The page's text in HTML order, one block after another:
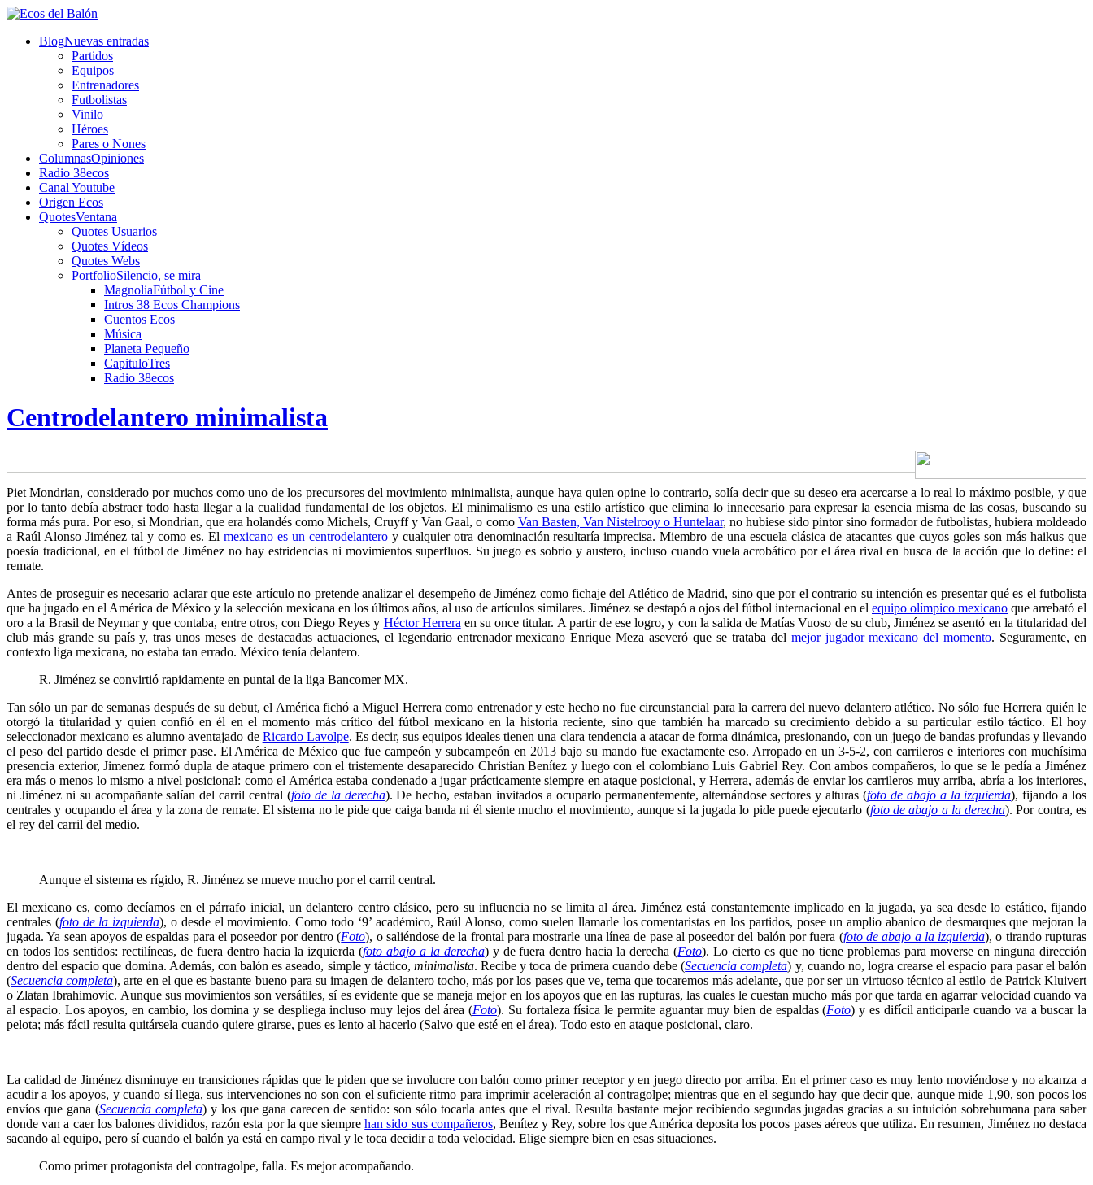
BlogNuevas entradas
Partidos
Equipos
Entrenadores
Futbolistas
Vinilo
Héroes
Pares o Nones
ColumnasOpiniones
Radio 38ecos
Canal Youtube
Origen Ecos
QuotesVentana
Quotes Usuarios
Quotes Vídeos
Quotes Webs
PortfolioSilencio, se mira
MagnoliaFútbol y Cine
Intros 38 Ecos Champions
Cuentos Ecos
Música
Planeta Pequeño
CapituloTres
Radio 38ecos
Centrodelantero minimalista
Piet Mondrian, considerado por muchos como uno de los precursores del movimiento minimalista, aunque haya quien opine lo contrario, solía decir que su deseo era acercarse a lo real lo máximo posible, y que
por lo tanto debía abstraertodo hasta llegar a la cualidad fundamental de los objetos. El minimalismo es una estilo artístico que elimina lo innecesario para expresar la esencia misma de las cosas, buscando su
forma más pura. Por eso, si Mondrian, que era holandés como Michels, Cruyff y Van Gaal, o como Van Basten, Van Nistelrooy o Huntelaar, no hubiese sido pintor sino formador de futbolistas, hubiera moldeado
a Raúl Alonso Jiménez tal y como es. El mexicano es un centrodelanteroy cualquier otra denominación resultaría imprecisa. Miembro de una escuela clásica de atacantes que cuyos goles son más haikus que
poesía tradicional, en el fútbol de Jiménez no hay estridencias ni movimientos superfluos. Su juego es sobrio y austero, incluso cuando vuela acrobático por el área rival en busca de la acción que lo define: el
remate.
Antes de proseguir es necesario aclarar que este artículo no pretende analizar el desempeño de Jiménez como fichaje del Atlético de Madrid, sino que por el contrario su intención es presentar qué es el futbolista
que ha jugado en el América de México y la selección mexicana en los últimos años, al uso de artículos similares. Jiménez se destapó a ojos del fútbol internacional en el equipo olímpico mexicano que arrebató el
oro a la Brasil de Neymar y que contaba, entre otros, con Diego Reyes y Héctor Herrera en su once titular. A partir de ese logro, y con la salida de Matías Vuoso de su club, Jiménez se asentó en la titularidad del
club más grande su país y, tras unos meses de destacadas actuaciones, el legendario entrenador mexicano Enrique Meza aseveró que se trataba del mejor jugador mexicano del momento. Seguramente, en
contexto liga mexicana, no estaba tan errado. México tenía delantero.
R. Jiménez se convirtió rapidamente en puntal de la liga Bancomer MX.
Tan sólo un par de semanas después de su debut, el América fichó a Miguel Herrera como entrenador y este hecho no fue circunstancial para la carrera del nuevo delantero atlético. No sólo fue Herrera quién le
otorgó la titularidad y quien confió en él en el momento más crítico del fútbol mexicano en la historia reciente, sino que también ha marcado su crecimiento debido a su particular estilo táctico. El hoy
seleccionador mexicano es alumno aventajado de Ricardo Lavolpe. Es decir, sus equipos ideales tienen una clara tendencia a atacar de forma dinámica, presionando, con un juego de bandas profundas y llevando
el peso del partido desde el primer pase. El América de México que fue campeón y subcampeón en 2013 bajo su mando fue exactamente eso. Arropado en un 3-5-2, con carrileros e interiores con muchísima
presencia exterior, Jimenez formó dupla de ataque primero con el tristemente desaparecido Christian Benítez y luego con el colombiano Luis Gabriel Rey. Con ambos compañeros, lo que se le pedía a Jiménez
era más o menos lo mismo a nivel posicional: como el América estaba condenado a jugar prácticamente siempre en ataque posicional, y Herrera, además de enviar los carrileros muy arriba, abría a los interiores,
ni Jiménez ni su acompañante salían del carril central (foto de la derecha). De hecho, estaban invitados a ocuparlo permanentemente, alternándose sectores y alturas (foto de abajo a la izquierda), fijando a los
centrales y ocupando el área y la zona de remate. El sistema no le pide que caiga banda ni él siente mucho el movimiento, aunque si la jugada lo pide puede ejecutarlo (foto de abajo a la derecha). Por contra, es
el rey del carril del medio.
Aunque el sistema es rígido, R. Jiménez se mueve mucho por el carril central.
El mexicano es, como decíamos en el párrafo inicial, un delantero centro clásico, pero su influencia no se limita al área. Jiménez está constantemente implicado en la jugada, ya sea desde lo estático, fijando
centrales (foto de la izquierda), o desde el movimiento. Como todo ‘9’ académico, Raúl Alonso, como suelen llamarle los comentaristas en los partidos, posee un amplio abanico de desmarques que mejoran la
jugada. Ya sean apoyos de espaldas para el poseedor por dentro (Foto), o saliéndose de la frontal para mostrarle una línea de pase al poseedor del balón por fuera (foto de abajo a la izquierda), o tirando rupturas
en todos los sentidos: rectilíneas, de fuera dentro hacia la izquierda (foto abajo a la derecha) y de fuera dentro hacia la derecha (Foto). Lo cierto es que no tiene problemas para moverse en ninguna dirección
dentro del espacio que domina. Además, con balón es aseado, simple y táctico, minimalista. Recibe y toca de primera cuando debe (Secuencia completa) y, cuando no, logra crearse el espacio para pasar el balón
(Secuencia completa), arte en el que es bastante bueno para su imagen de delantero tocho, más por los pases que ve, tema que tocaremos más adelante, que por ser un virtuoso técnico al estilo de Patrick Kluivert
o Zlatan Ibrahimovic. Aunque sus movimientos son versátiles, sí es evidente que se maneja mejor en los apoyos que en las rupturas, las cuales le cuestan mucho más por que tarda en agarrar velocidad cuando va
al espacio. Los apoyos, en cambio, los domina y se despliega incluso muy lejos del área (Foto). Su fortaleza física le permite aguantar muy bien de espaldas (Foto) y es difícil anticiparle cuando va a buscar la
pelota; más fácil resulta quitársela cuando quiere girarse, pues es lento al hacerlo (Salvo que esté en el área). Todo esto en ataque posicional, claro.
La calidad de Jiménez disminuye en transiciones rápidas que le piden que se involucre con balón como primer receptor y en juego directo por arriba. En el primer caso es muy lento moviéndose y no alcanza a
acudir a los apoyos, y cuando sí llega, sus intervenciones no son con el suficiente ritmo para imprimir aceleración al contragolpe; mientras que en el segundo hay que decir que, aunque mide 1,90, son pocos los
envíos que gana (Secuencia completa) y los que gana carecen de sentido: son sólo tocarla antes que el rival. Resulta bastante mejor recibiendo segundas jugadas gracias a su intuición sobrehumana para saber
donde van a caer los balones divididos, razón esta por la que siemprehan sido sus compañeros, Benítez y Rey, sobre los que América deposita los pocos pases aéreos que utiliza. En resumen, Jiménez no destaca
sacando al equipo, pero sí cuando el balón ya está en campo rival y le toca decidir a toda velocidad. Elige siempre bien en esas situaciones.
Como primer protagonista del contragolpe, falla. Es mejor acompañando.